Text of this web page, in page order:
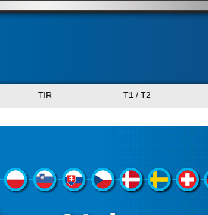
TIR T1 / T2